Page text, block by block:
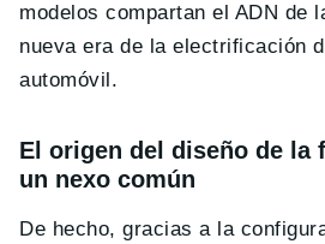
modelos compartan el ADN de
nueva era de la electrificación
automóvil.
El origen del diseño de la
un nexo común
De hecho, gracias a la